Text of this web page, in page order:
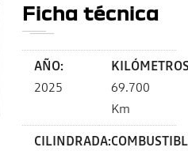
Ficha técnica
AÑO:
2025
69.700
Km
CILINDRADA: